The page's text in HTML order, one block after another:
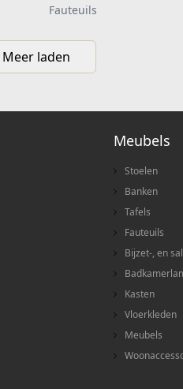
Fauteuils
Meer laden
Meubels
Stoelen
Banken
Tafels
Fauteuils
Bijzet-, en
Kasten
Vloerkleden
Meubels